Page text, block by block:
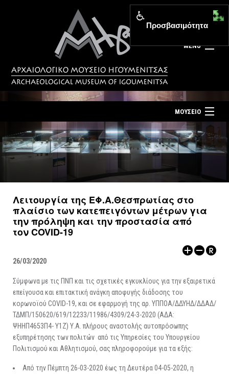
MENU
Αρχική σελίδα
Επικοινωνία
Νέα
Ελληνικά
ΜΟΥΣΕΙΟ
ΤΟ ΜΟΥΣΕΙΟ
ΕΚΘΕΣΕΙΣ
ΕΚΔΟΣΕΙΣ
ΑΡΧΑΙΟΛΟΓΙΚΟΙ ΧΩΡΟΙ
Λειτουργία της ΕΦ.Α.Θεσπρωτίας στο
πλαίσιο των κατεπειγόντων μέτρων για
την πρόληψη και την προστασία από
τον COVID-19
26/03/2020
Σύμφωνα με τις ΠΝΠ και τις σχετικές εγκυκλίους για την εξαιρετικά
επείγουσα και επιτακτική ανάγκη αποφυγής διάδοσης του
κορωνοϊού COVID-19, και σε εφαρμογή της αρ. ΥΠΠΟΑ/ΔΔΥΗΔ/ΔΔΑΔ/
ΤΔΜΠ/150620/619/12233/11986/4309/24-3-2020 (ΑΔΑ:
ΨΗΗΠ4653Π4- Υ1Ζ) Υ.Α. πλήρους αναστολής αυτοπρόσωπης
εξυπηρέτησης των πολιτών από τις Υπηρεσίες του Υπουργείου
Πολιτισμού και Αθλητισμού, σας πληροφορούμε για τα εξής:
Από την Πέμπτη 26-03-2020 έως τη Δευτέρα 04-05-2020, η
Προσβασιμότητα